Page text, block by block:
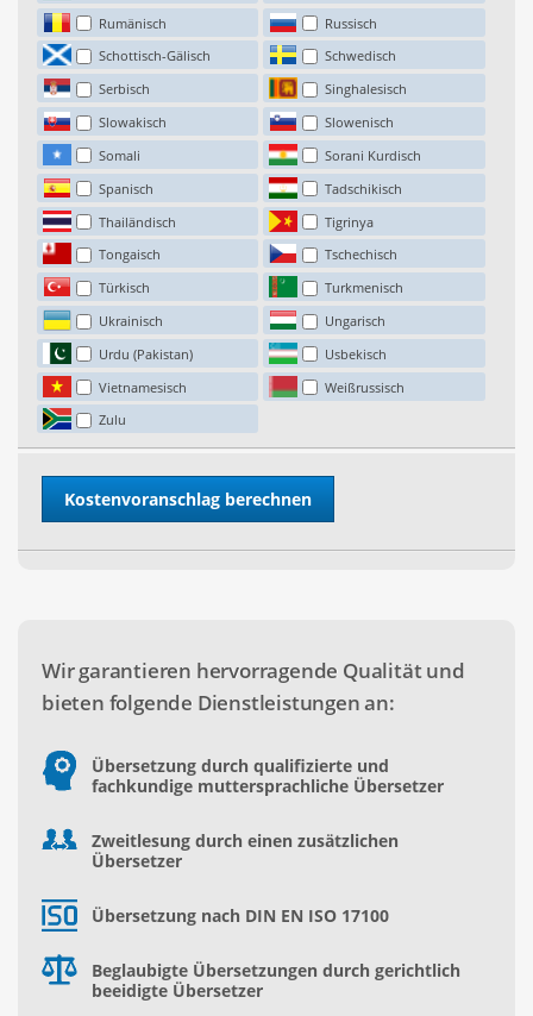
Rumänisch
Russisch
Schottisch-Gälisch
Schwedisch
Serbisch
Singhalesisch
Slowakisch
Slowenisch
Somali
Sorani Kurdisch
Spanisch
Tadschikisch
Thailändisch
Tigrinya
Tongaisch
Tschechisch
Türkisch
Turkmenisch
Ukrainisch
Ungarisch
Urdu (Pakistan)
Usbekisch
Vietnamesisch
Weißrussisch
Zulu
Wir garantieren hervorragende Qualität und
bieten folgende Dienstleistungen an:
Übersetzung durch qualifizierte und
fachkundige muttersprachliche Übersetzer
Zweitlesung durch einen zusätzlichen
Übersetzer
Übersetzung nach DIN EN ISO 17100
Beglaubigte Übersetzungen durch gerichtlich
beeidigte Übersetzer